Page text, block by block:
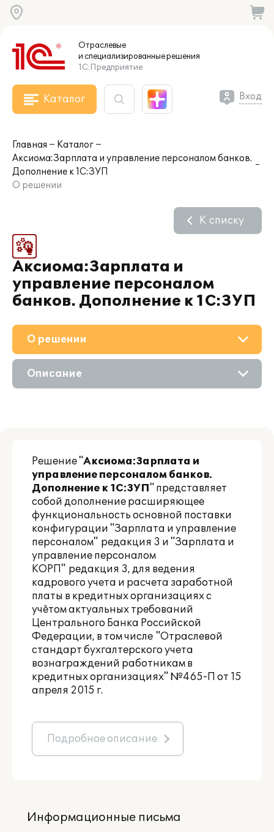
Отраслевые
и специализированныерешения
1С:Предприятие
Каталог Вход
Главная
Каталог
Аксиома:Зарплата и управление персоналом банков.
Дополнение к 1С:ЗУП
О решении
Аксиома:Зарплата и
управление персоналом
банков. Дополнение к 1С:ЗУП
К списку
О решении
Приобретение
Описание
Решение "Аксиома:Зарплата и
управление персоналом банков.
Дополнение к 1С:ЗУП" представляет
собой дополнение расширяющее
функциональность основной поставки
конфигурации "Зарплата и управление
персоналом" редакция 3 и "Зарплата и
управление персоналом
КОРП" редакция 3, для ведения
кадрового учета и расчета заработной
платы в кредитных организациях с
учётом актуальных требований
Центрального Банка Российской
Федерации, в том числе "Отраслевой
стандарт бухгалтерского учета
вознаграждений работникам в
кредитных организациях" №465-П от 15
апреля 2015 г.
Подробное описание
Информационные письма